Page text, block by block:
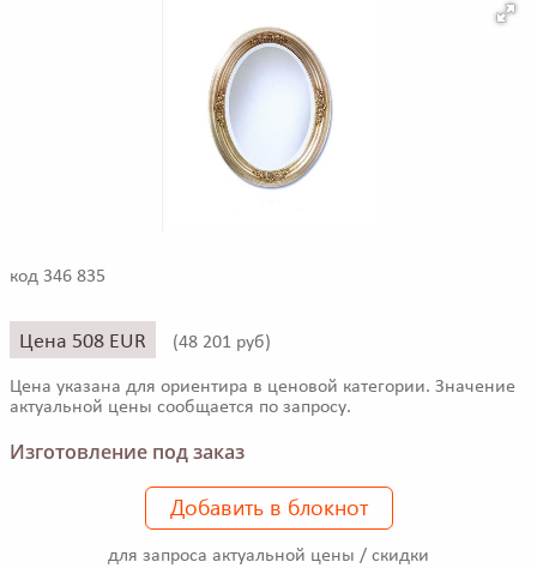
код 346 835
Цена 508 EUR (48 201 руб)
Цена указана для ориентира в ценовой категории. Значение
актуальной цены сообщается по запросу.
Изготовление под заказ
Добавить в блокнот
для запроса актуальной цены / скидки